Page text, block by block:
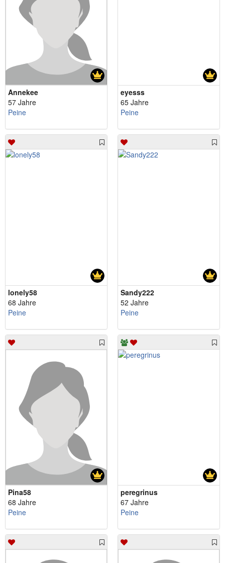
Annekee
57 Jahre
Peine
eyesss
65 Jahre
Peine
lonely58
68 Jahre
Peine
Sandy222
52 Jahre
Peine
Pina58
68 Jahre
Peine
peregrinus
67 Jahre
Peine